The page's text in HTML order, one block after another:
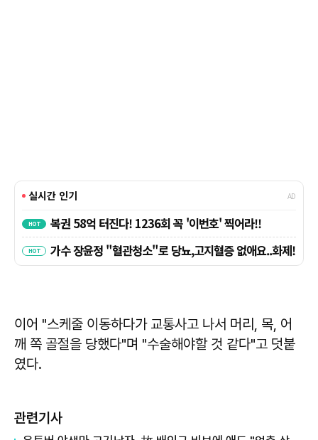
이어 "스케줄 이동하다가 교통사고 나서 머리, 목, 어
깨 쪽 골절을 당했다"며 "수술해야할 것 같다"고 덧붙
였다.
관련기사